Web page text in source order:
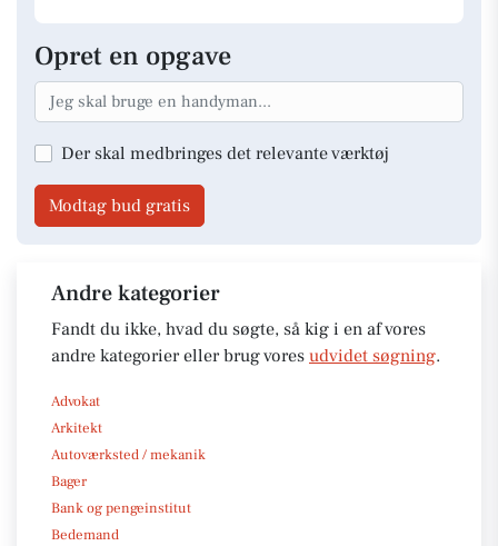
Opret en opgave
Der skal medbringes det relevante værktøj
Modtag bud gratis
Andre kategorier
Fandt du ikke, hvad du søgte, så kig i en af vores
andre kategorier eller brug vores udvidet søgning.
Advokat
Arkitekt
Autoværksted / mekanik
Bager
Bank og pengeinstitut
Bedemand